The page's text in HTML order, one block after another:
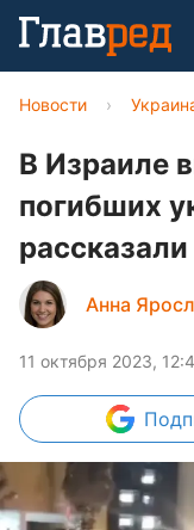
Новости ›
В Израиле
погибших
Анна
11 октября 2023,